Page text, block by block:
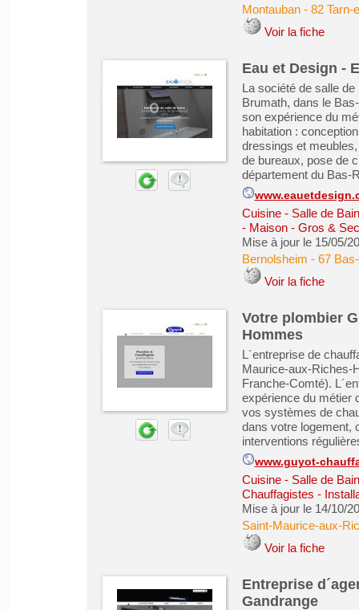
Montauban- 82 Tarn-
Voir la fiche
Eau et Design -
La société de salle
Brumath, dans le
son expérience du
habitation :
dressings et
de bureaux, pose de
département du Bas-
Cuisine - Salle de
- Maison - Gros &
Mise à jour le 15/05/
Bernolsheim - 67
Voir la fiche
Votre plombier
Hommes
L´entreprise de
Maurice-aux-Riches-
Franche-Comté).
expérience du métier
vos systèmes de
dans votre logement,
interventions
www.guyot-
Cuisine - Salle de
Chauffagistes -
Mise à jour le 14/10/
Saint-Maurice-aux-
Voir la fiche
Entreprise
Gandrange